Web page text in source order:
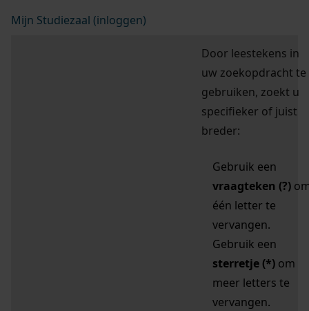
Mijn Studiezaal (inloggen)
Door leestekens in
uw zoekopdracht te
gebruiken, zoekt u
specifieker of juist
breder:
Gebruik een
vraagteken (?)
één letter te
vervangen.
Gebruik een
sterretje (*) om
meer letters te
vervangen.